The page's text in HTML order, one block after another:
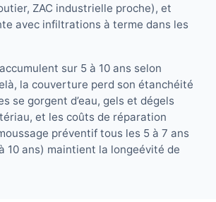
ZAC industrielle proche), et
avec infiltrations à terme dans les
sur 5 à 10 ans selon
la couverture perd son étanchéité
se gorgent d’eau, gels et dégels
et les coûts de réparation
préventif tous les 5 à 7 ans
10 ans) maintient la longeévité de